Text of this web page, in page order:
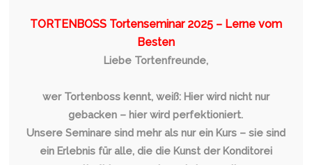
TORTENBOSS Tortenseminar 2025 – Lerne vom
Besten
Liebe Tortenfreunde,
wer Tortenboss kennt, weiß: Hier wird nicht nur
gebacken – hier wird perfektioniert.
Unsere Seminare sind mehr als nur ein Kurs – sie sind
ein Erlebnis für alle, die die Kunst der Konditorei